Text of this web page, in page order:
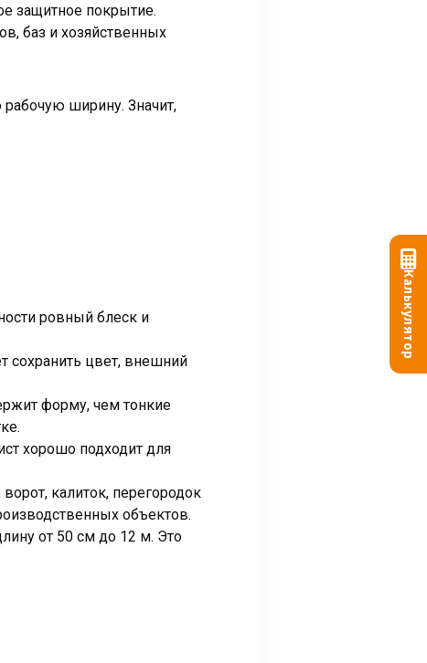
защитное покрытие.
баз и хозяйственных
ширину. Значит,
ровный блеск и
сохранить цвет, внешний
форму, чем тонкие
хорошо подходит для
калиток, перегородок
объектов.
от 50 см до 12 м. Это
Калькулятор